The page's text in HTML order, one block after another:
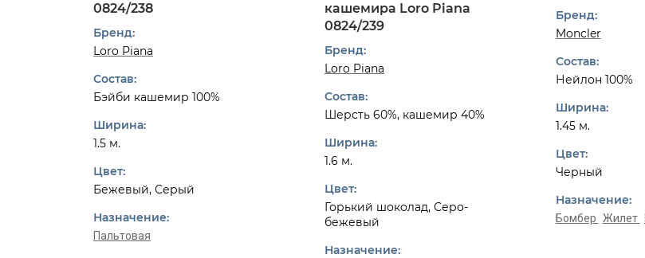
0824/238
Бренд:
Loro Piana
Состав:
Бэйби кашемир 100%
Ширина:
1.5 м.
Цвет:
Бежевый, Серый
Назначение:
Пальтовая
кашемира Loro Piana
0824/239
Бренд:
Loro Piana
Состав:
Шерсть 60%, кашемир 40%
Ширина:
1.6 м.
Цвет:
Горький шоколад, Серо-
бежевый
Назначение:
Бренд:
Moncler
Состав:
Нейлон 100%
Ширина:
1.45 м.
Цвет:
Черный
Назначение:
Бомбер Жилет